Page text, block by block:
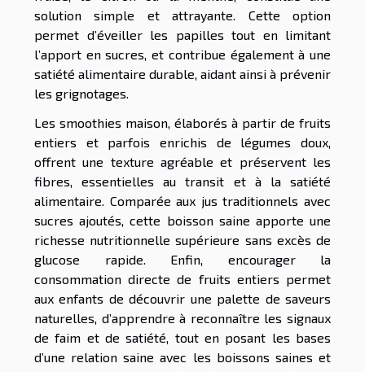
solution simple et attrayante. Cette option
permet d’éveiller les papilles tout en limitant
l’apport en sucres, et contribue également à une
satiété alimentaire durable, aidant ainsi à prévenir
les grignotages.
Les smoothies maison, élaborés à partir de fruits
entiers et parfois enrichis de légumes doux,
offrent une texture agréable et préservent les
fibres, essentielles au transit et à la satiété
alimentaire. Comparée aux jus traditionnels avec
sucres ajoutés, cette boisson saine apporte une
richesse nutritionnelle supérieure sans excès de
glucose rapide. Enfin, encourager la
consommation directe de fruits entiers permet
aux enfants de découvrir une palette de saveurs
naturelles, d’apprendre à reconnaître les signaux
de faim et de satiété, tout en posant les bases
d’une relation saine avec les boissons saines et